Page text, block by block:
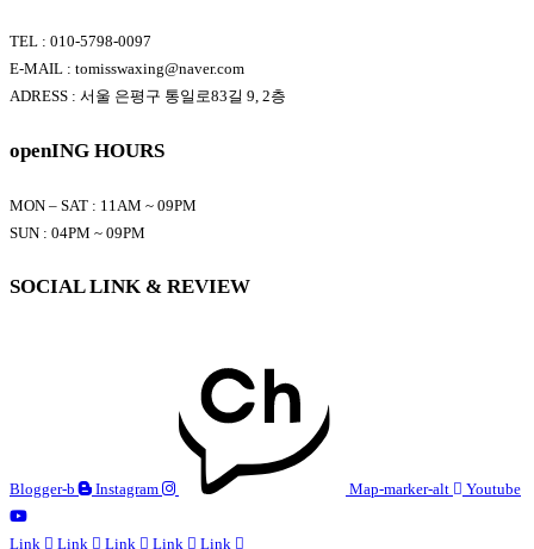
TEL : 010-5798-0097
E-MAIL : tomisswaxing@naver.com
ADRESS : 서울 은평구 통일로83길 9, 2층
openING HOURS
MON – SAT : 11AM ~ 09PM
SUN : 04PM ~ 09PM
SOCIAL LINK & REVIEW
Blogger-b Instagram Map-marker-alt Youtube
Link Link Link Link Link